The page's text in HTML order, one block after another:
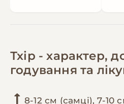
Тхір - характер,
годування та
8-12 см (самці), 7-10